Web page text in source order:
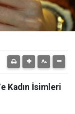
Kadın İsimleri